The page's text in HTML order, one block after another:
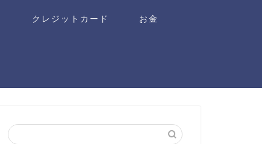
クレジットカード お金